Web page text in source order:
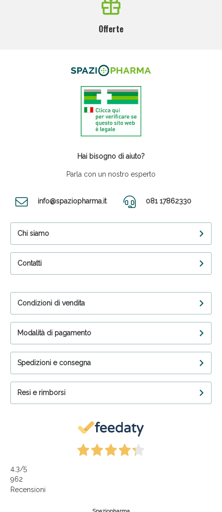
Offerte
Hai bisogno di aiuto?
Parla con un nostro esperto
info@spaziopharma.it 081 17862330
Chi siamo
Contatti
Condizioni di vendita
Modalità di pagamento
Spedizioni e consegna
Resi e rimborsi
4,3/5
962
Recensioni